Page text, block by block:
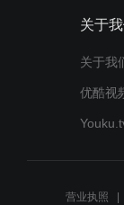
关于
关于我
优酷视
营业执照